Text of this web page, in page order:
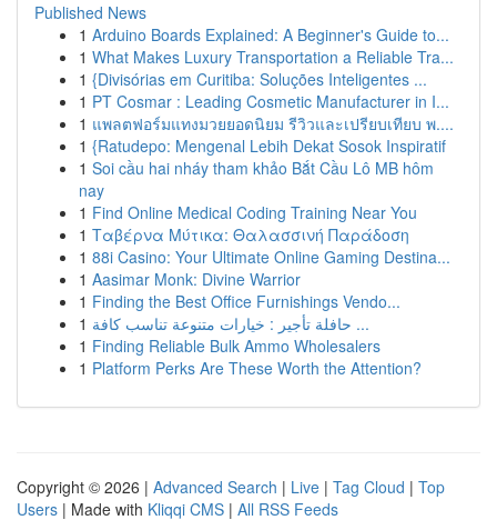
Published News
1 Arduino Boards Explained: A Beginner's Guide to...
1 What Makes Luxury Transportation a Reliable Tra...
1 {Divisórias em Curitiba: Soluções Inteligentes ...
1 PT Cosmar : Leading Cosmetic Manufacturer in I...
1 แพลตฟอร์มแทงมวยยอดนิยม รีวิวและเปรียบเทียบ พ....
1 {Ratudepo: Mengenal Lebih Dekat Sosok Inspiratif
1 Soi cầu hai nháy tham khảo Bắt Cầu Lô MB hôm
nay
1 Find Online Medical Coding Training Near You
1 Ταβέρνα Μύτικα: Θαλασσινή Παράδοση
1 88i Casino: Your Ultimate Online Gaming Destina...
1 Aasimar Monk: Divine Warrior
1 Finding the Best Office Furnishings Vendo...
1
حافلة تأجير : خيارات متنوعة تناسب كافة ...
1 Finding Reliable Bulk Ammo Wholesalers
1 Platform Perks Are These Worth the Attention?
Copyright © 2026 | Advanced Search | Live | Tag Cloud | Top
Users | Made with Kliqqi CMS | All RSS Feeds